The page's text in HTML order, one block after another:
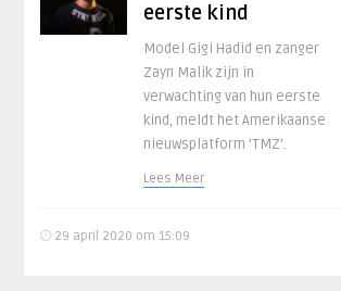
eerste kind
Model Gigi Hadid en zanger
Zayn Malik zijn in
verwachting van hun eerste
kind, meldt het Amerikaanse
nieuwsplatform ‘TMZ’.
Lees Meer
29 april 2020 om 15:09